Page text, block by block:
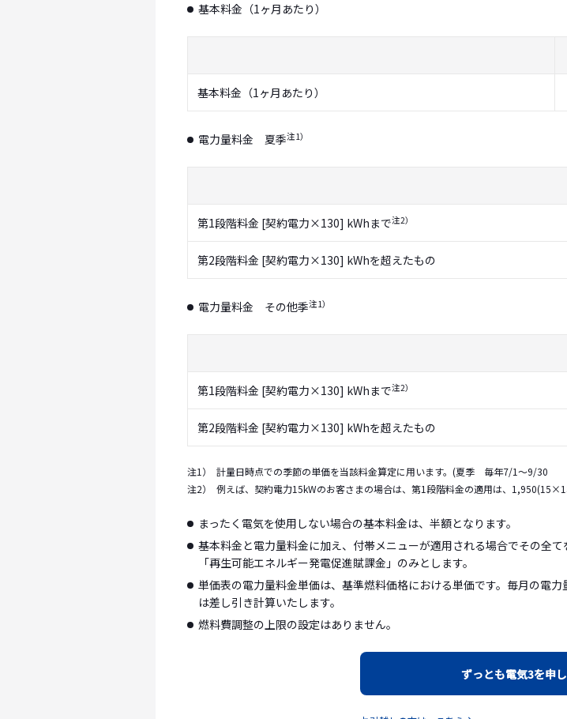
基本料金（1ヶ月あたり）
基本料金（1ヶ月あたり）
電力量料金 夏季注1）
第1段階料金 [契約電力×130] kWhまで注2）
第2段階料金 [契約電力×130] kWhを超えたもの
電力量料金 その他季注1）
第1段階料金 [契約電力×130] kWhまで注2）
第2段階料金 [契約電力×130] kWhを超えたもの
注1）
計量日時点での季節の単価を当該料金算定に用います。(夏季 毎年7/1〜9/
注2）
例えば、契約電力15kWのお客さまの場合は、第1段階料金の適用は、
まったく電気を使用しない場合の基本料金は、半額となります。
基本料金と電力量料金に加え、付帯メニューが適用される場合でその全
「再生可能エネルギー発電促進賦課金」のみとします。
単価表の電力量料金単価は、基準燃料価格における単価です。毎月の電
は差し引き計算いたします。
燃料費調整の上限の設定はありません。
ずっとも電気3を申